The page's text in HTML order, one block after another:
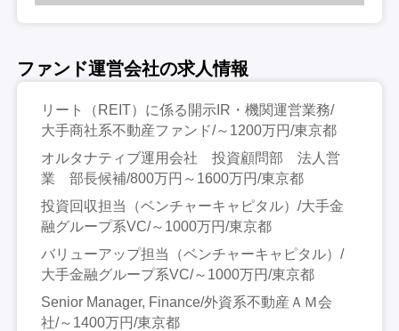
ファンド運営会社の求人情報
リート（REIT）に係る開示IR・機関運営業務/
大手商社系不動産ファンド/～1200万円/東京都
オルタナティブ運用会社 投資顧問部 法人営
業 部長候補/800万円～1600万円/東京都
投資回収担当（ベンチャーキャピタル）/大手金
融グループ系VC/～1000万円/東京都
バリューアップ担当（ベンチャーキャピタル）/
大手金融グループ系VC/～1000万円/東京都
Senior Manager, Finance/外資系不動産ＡＭ会
社/～1400万円/東京都